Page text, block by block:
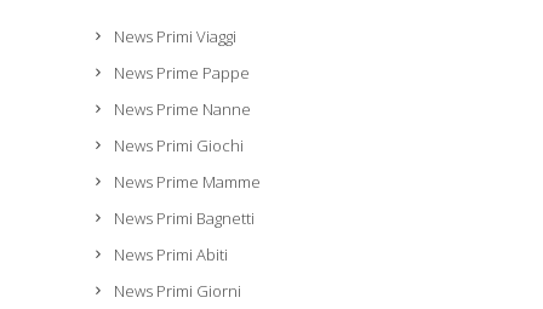
News Primi Viaggi
News Prime Pappe
News Prime Nanne
News Primi Giochi
News Prime Mamme
News Primi Bagnetti
News Primi Abiti
News Primi Giorni